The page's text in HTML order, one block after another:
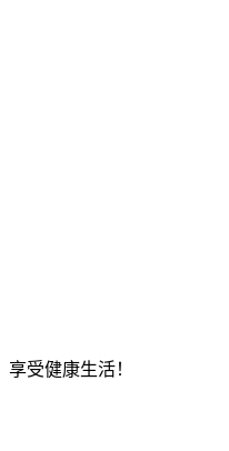
受健康生活！